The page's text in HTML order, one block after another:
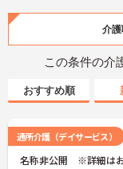
介
この条件の介
おすすめ順
通所介護（デイサービス）
名称非公開 ※詳細は